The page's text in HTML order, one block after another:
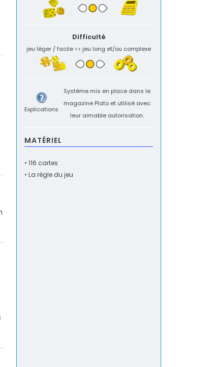
Difficulté
jeu léger / facile <> jeu long et/ou complexe
Explications
Système mis en place dans le
magazine Platoet utilisé avec
leur aimable autorisation.
MATÉRIEL
• 116 cartes
• La règle du jeu